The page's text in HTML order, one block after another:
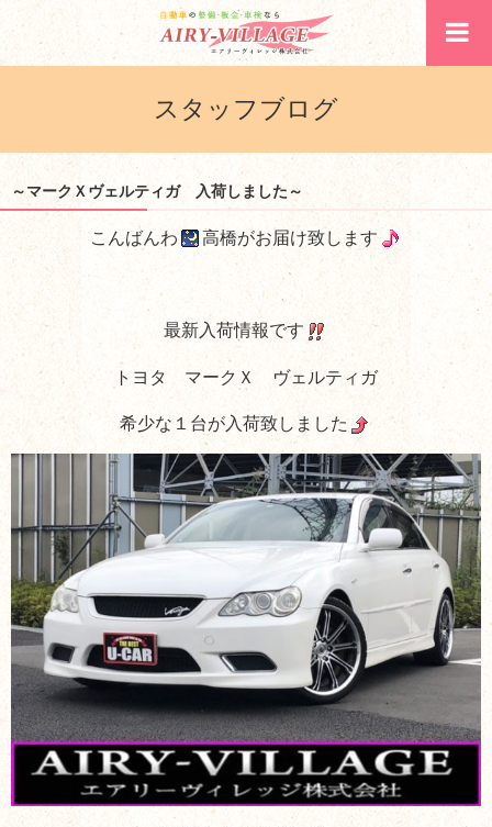
スタッフブログ
～マークＸヴェルティガ 入荷しました～
こんばんわ 高橋がお届け致します
最新入荷情報です
トヨタ マークＸ ヴェルティガ
希少な１台が入荷致しました